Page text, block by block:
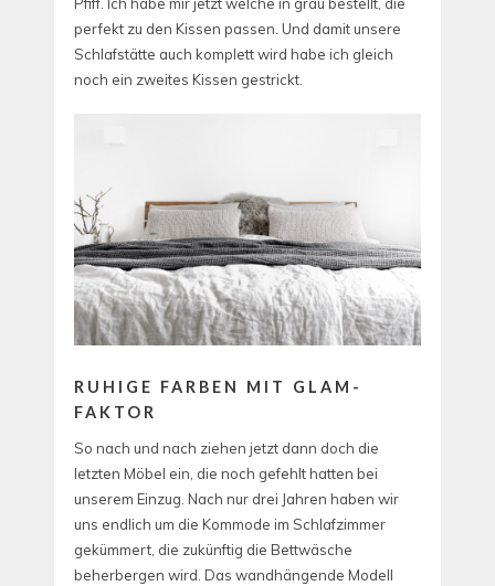
perfekt zu den Kissen passen. Und damit unsere
Schlafstätte auch komplett wird habe ich gleich
noch ein zweites Kissen gestrickt.
RUHIGE FARBEN MIT GLAM-
FAKTOR
So nach und nach ziehen jetzt dann doch die
letzten Möbel ein, die noch gefehlt hatten bei
unserem Einzug. Nach nur drei Jahren haben wir
uns endlich um die Kommode im Schlafzimmer
gekümmert, die zukünftig die Bettwäsche
beherbergen wird. Das wandhängende Modell